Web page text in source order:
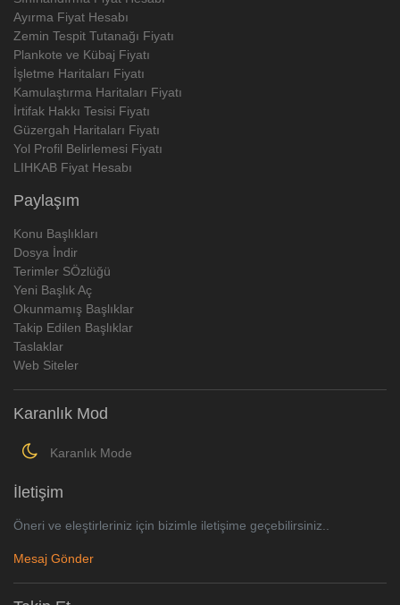
Ayırma Fiyat Hesabı
Zemin Tespit Tutanağı Fiyatı
Plankote ve Kübaj Fiyatı
İşletme Haritaları Fiyatı
Kamulaştırma Haritaları Fiyatı
İrtifak Hakkı Tesisi Fiyatı
Güzergah Haritaları Fiyatı
Yol Profil Belirlemesi Fiyatı
LIHKAB Fiyat Hesabı
Paylaşım
Konu Başlıkları
Dosya İndir
Terimler SÖzlüğü
Yeni Başlık Aç
Okunmamış Başlıklar
Takip Edilen Başlıklar
Taslaklar
Web Siteler
Karanlık Mod
Karanlık Mode
İletişim
Öneri ve eleştirleriniz için bizimle iletişime geçebilirsiniz..
Mesaj Gönder